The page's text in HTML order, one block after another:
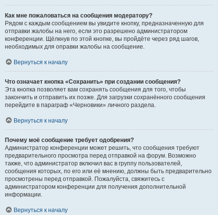
Как мне пожаловаться на сообщения модератору?
Рядом с каждым сообщением вы увидите кнопку, предназначенную для
отправки жалобы на него, если это разрешено администратором
конференции. Щёлкнув по этой кнопке, вы пройдёте через ряд шагов,
необходимых для оправки жалобы на сообщение.
Вернуться к началу
Что означает кнопка «Сохранить» при создании сообщения?
Эта кнопка позволяет вам сохранять сообщения для того, чтобы
закончить и отправить их позже. Для загрузки сохранённого сообщения
перейдите в параграф «Черновики» личного раздела.
Вернуться к началу
Почему моё сообщение требует одобрения?
Администратор конференции может решить, что сообщения требуют
предварительного просмотра перед отправкой на форум. Возможно
также, что администратор включил вас в группу пользователей,
сообщения которых, по его или её мнению, должны быть предварительно
просмотрены перед отправкой. Пожалуйста, свяжитесь с
администратором конференции для получения дополнительной
информации.
Вернуться к началу